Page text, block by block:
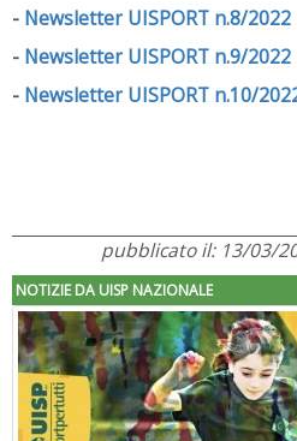
- Newsletter UISPORT n.8/2022
- Newsletter UISPORT n.9/2022
- Newsletter UISPORT n.10/
pubblicato il: 13/03/
NOTIZIE DA UISP NAZIONALE